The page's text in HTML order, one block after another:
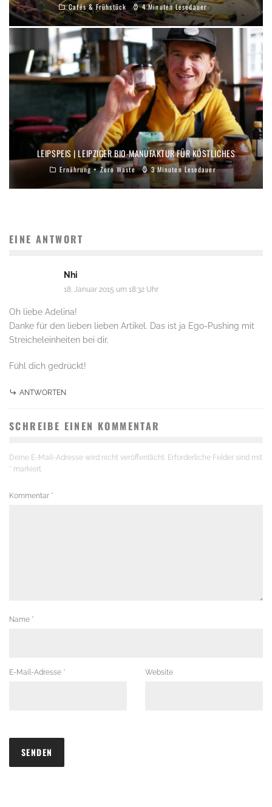
Cafés & Frühstück 4 Minuten Lesedauer
LEIPSPEIS | LEIPZIGER BIO-MANUFAKTUR FÜR KÖSTLICHES
Ernährung + Zero Waste 3 Minuten Lesedauer
EINE ANTWORT
Nhi
18. Januar 2015 um 18:32 Uhr
Oh liebe Adelina!
Danke für den lieben lieben Artikel. Das ist ja Ego-Pushing mit
Streicheleinheiten bei dir.
Fühl dich gedrückt!
ANTWORTEN
SCHREIBE EINEN KOMMENTAR
Deine E-Mail-Adresse wird nicht veröffentlicht. Erforderliche Felder sind mit
* markiert
Kommentar *
Name *
E-Mail-Adresse * Website